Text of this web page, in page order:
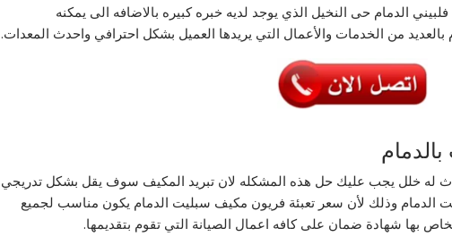
الدمام حى النخيل الذي يوجد لديه خبره كبيره بالاضافه الى يمكنه
بالعديد من الخدمات والأعمال التي يريدها العميل بشكل احترافي واحدث المعدات.
له خلل يجب عليك حل هذه المشكله لان تبريد المكيف سوف يقل بشكل تدريجي
وذلك لأن سعر تعبئة فريون مكيف سبليت الدمام يكون مناسب لجميع
بها شهادة ضمان على كافه اعمال الصيانة التي تقوم بتقديمها.